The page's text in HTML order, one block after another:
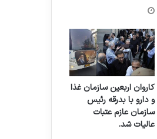
کاروان اربعین سازمان غذا
و دارو با بدرقه رئیس
سازمان عازم عتبات
عالیات شد.